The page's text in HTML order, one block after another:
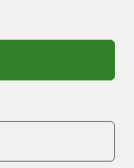
GeneratePress